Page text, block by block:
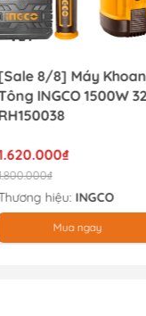
8/8] Máy
INGCO 1500W
hiệu: INGCO
Mua ngay